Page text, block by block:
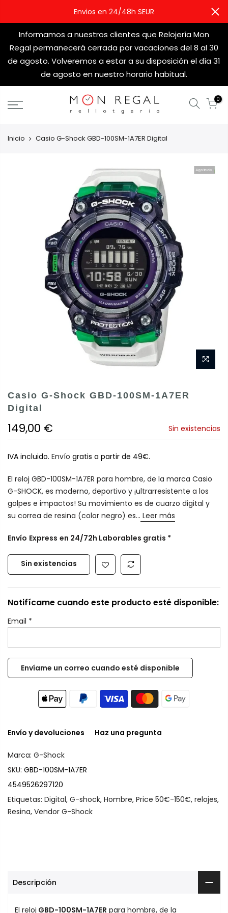
Envios en 24/48h SEUR
Informamos a nuestros clientes que Relojería Mon
Regal permanecerá cerrada por vacaciones del 8 al 30
de agosto. Volveremos a estar a su disposición el día 31
de agosto en nuestro horario habitual.
0
Inicio Casio G-Shock GBD-100SM-1A7ER Digital
Agotado
Casio G-Shock GBD-100SM-1A7ER
Digital
149,00 € Sin existencias
IVA incluido. Envío gratis a partir de 49€.
El reloj GBD-100SM-1A7ER para hombre, de la marca Casio
G-SHOCK, es moderno, deportivo y ¡ultrarresistente a los
golpes e impactos! Su movimiento es de cuarzo digital y
su correa de resina (color negro) es... Leer más
Envío Express en 24/72h Laborables gratis *
Sin existencias
Notifícame cuando este producto esté disponible:
Email *
Envío y devoluciones Haz una pregunta
Marca: G-Shock
SKU: GBD-100SM-1A7ER
4549526297120
Etiquetas: Digital, G-shock, Hombre, Price 50€-150€, relojes,
Resina, Vendor G-Shock
Descripción
El reloj GBD-100SM-1A7ER para hombre, de la